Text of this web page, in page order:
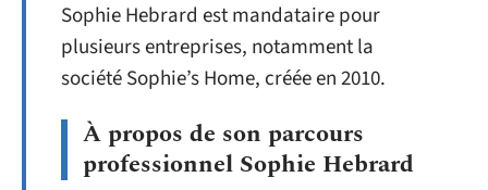
Sophie Hebrard est mandataire pour
plusieurs entreprises, notamment la
société Sophie’s Home, créée en 2010.
À propos de son parcours
professionnel Sophie Hebrard